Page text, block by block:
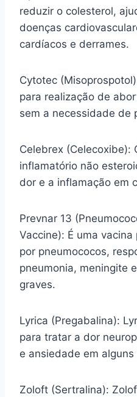
reduzir o colesterol,
doenças
cardíacos e derrames.
Cytotec
para realização de
sem a necessidade de
Celebrex (Celecoxibe):
inflamatório não
dor e a inflamação em
Prevnar 13
Vaccine): É uma
por pneumococos,
pneumonia, meningite
graves.
Lyrica (Pregabalina):
para tratar a dor
e ansiedade em alguns
Zoloft (Sertralina):